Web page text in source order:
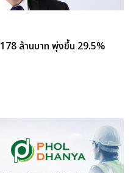
ล้านบาท พุ่งขึ้น 29.5%